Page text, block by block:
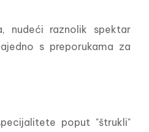
nudeći raznolik spektar
s preporukama za
poput "štrukli"